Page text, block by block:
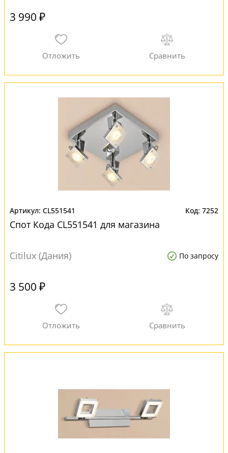
3 990 ₽
CL551541 7252
Спот Кода CL551541 для магазина
Citilux (Дания) По запросу
3 500 ₽